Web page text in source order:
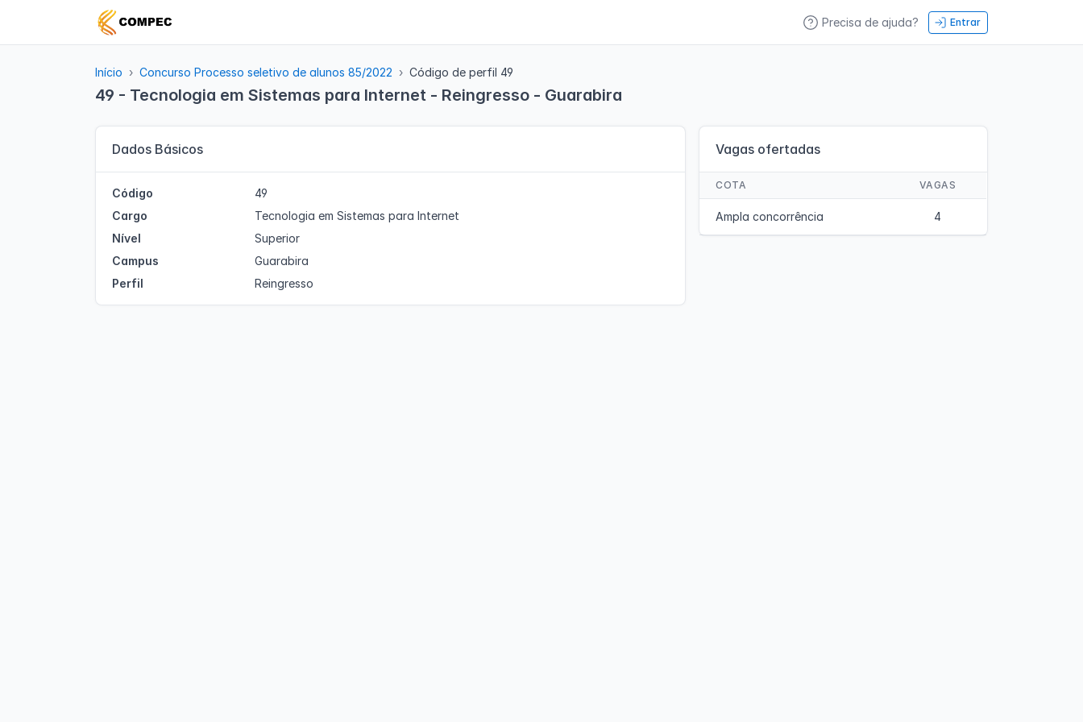
Entrar
Precisa de ajuda?
Início Concurso Processo seletivo de alunos 85/2022 Código de perfil 49
49 - Tecnologia em Sistemas para Internet - Reingresso - Guarabira
Dados Básicos
Código
49
Cargo
Tecnologia em Sistemas para Internet
Nível
Superior
Campus
Guarabira
Perfil
Reingresso
Vagas ofertadas
COTA VAGAS
Ampla concorrência 4